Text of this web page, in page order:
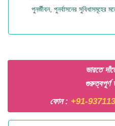
পুনর্জীবন, পুনর্বাসনের সুবিধাসমূহের
ভারতে
গুরুত্বপূর্ণ
ফোন : +91-